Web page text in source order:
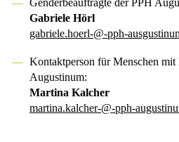
Genderbeauftragte der PPH
Gabriele Hörl
gabriele.hoerl-@-pph-
Kontaktperson für Menschen mit
Augustinum:
Martina Kalcher
martina.kalcher-@-pph-